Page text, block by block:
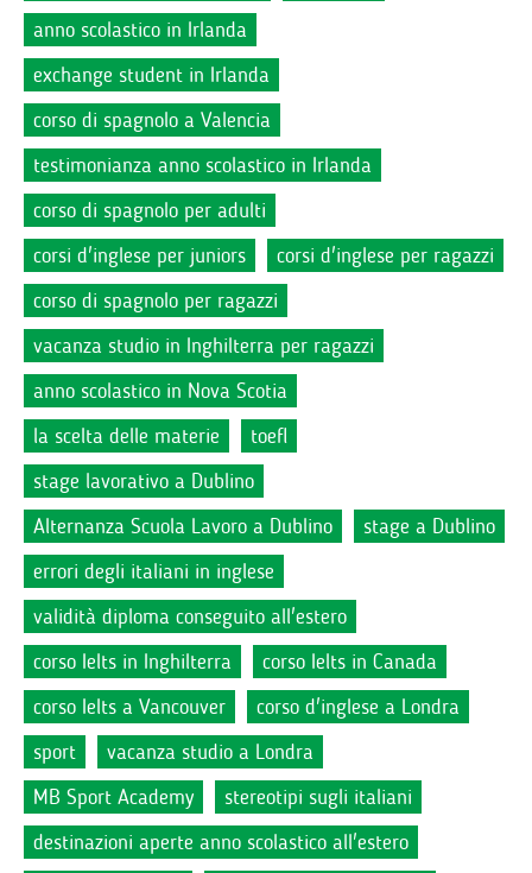
anno scolastico in Irlanda
exchange student in Irlanda
corso di spagnolo a Valencia
testimonianza anno scolastico in Irlanda
corso di spagnolo per adulti
corsi d'inglese per juniors
corsi d'inglese per ragazzi
corso di spagnolo per ragazzi
vacanza studio in Inghilterra per ragazzi
anno scolastico in Nova Scotia
la scelta delle materie
toefl
stage lavorativo a Dublino
Alternanza Scuola Lavoro a Dublino
stage a Dublino
errori degli italiani in inglese
validità diploma conseguito all'estero
corso Ielts in Inghilterra
corso Ielts in Canada
corso Ielts a Vancouver
corso d'inglese a Londra
sport
vacanza studio a Londra
MB Sport Academy
stereotipi sugli italiani
destinazioni aperte anno scolastico all'estero